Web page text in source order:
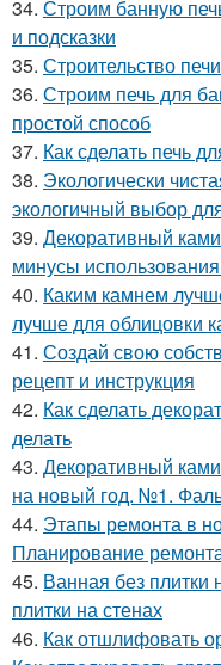
34. Строим банную
и подсказки
35. Строительство
36. Строим печь для
простой способ
37. Как сделать печь
38. Экологически
экологичный выбор
39. Декоративный
минусы
40. Каким камнем
лучше для облицовки
41. Создай свою
рецепт и инструкция
42. Как сделать
делать
43. Декоративный
на новый год. №1.
44. Этапы ремонта в
Планирование
45. Ванная без плитки
плитки на стенах
46. Как отшлифовать